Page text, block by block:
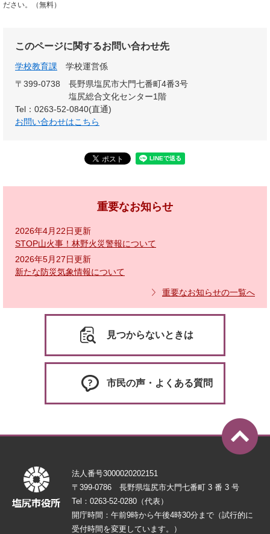
ださい。（無料）
このページに関するお問い合わせ先
学校教育課
学校運営係
〒399-0738
長野県塩尻市大門七番町4番3号
塩尻総合文化センター1階
Tel：0263-52-0840(直通)
お問い合わせはこちら
重要なお知らせ
2026年4月22日更新
STOP山火事！林野火災警報について
2026年5月27日更新
新たな防災気象情報について
重要なお知らせの一覧へ
見つからないときは
市民の声・よくある質問
法人番号3000020202151
〒399-0786 長野県塩尻市大門七番町 3 番 3 号
Tel：0263-52-0280（代表）
開庁時間：午前9時から午後4時30分まで（試行的に
受付時間を変更しています。）